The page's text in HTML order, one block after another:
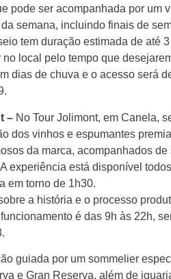
pode ser acompanhada por um
semana, incluindo finais de
tem duração estimada de até
local pelo tempo que
dias de chuva e o acesso será
– No Tour Jolimont, em Canela,
dos vinhos e espumantes
da marca, acompanhados de
experiência está disponível
em torno de 1h30.
a história e o processo
é das 9h às 22h,
guiada por um sommelier
e Gran Reserva, além de